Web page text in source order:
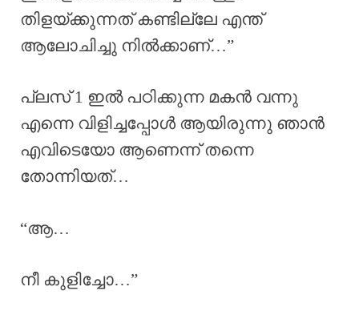
തിളയ്ക്കുന്നത് കണ്ടില്ലേ എന്ത്
ആലോചിച്ചു നിൽക്കാണ്…”
പ്ലസ് 1 ഇൽ പഠിക്കുന്ന മകൻ വന്നു
എന്നെ വിളിച്ചപ്പോൾ ആയിരുന്നു ഞാൻ
എവിടെയോ ആണെന്ന് തന്നെ
തോന്നിയത്…
“ആ…
നീ കുളിച്ചോ…”